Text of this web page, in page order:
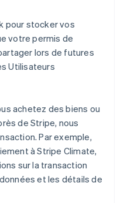
pour stocker vos
votre permis de
lors de futures
Utilisateurs
achetez des biens ou
de Stripe, nous
Par exemple,
à Stripe Climate,
sur la transaction
et les détails de